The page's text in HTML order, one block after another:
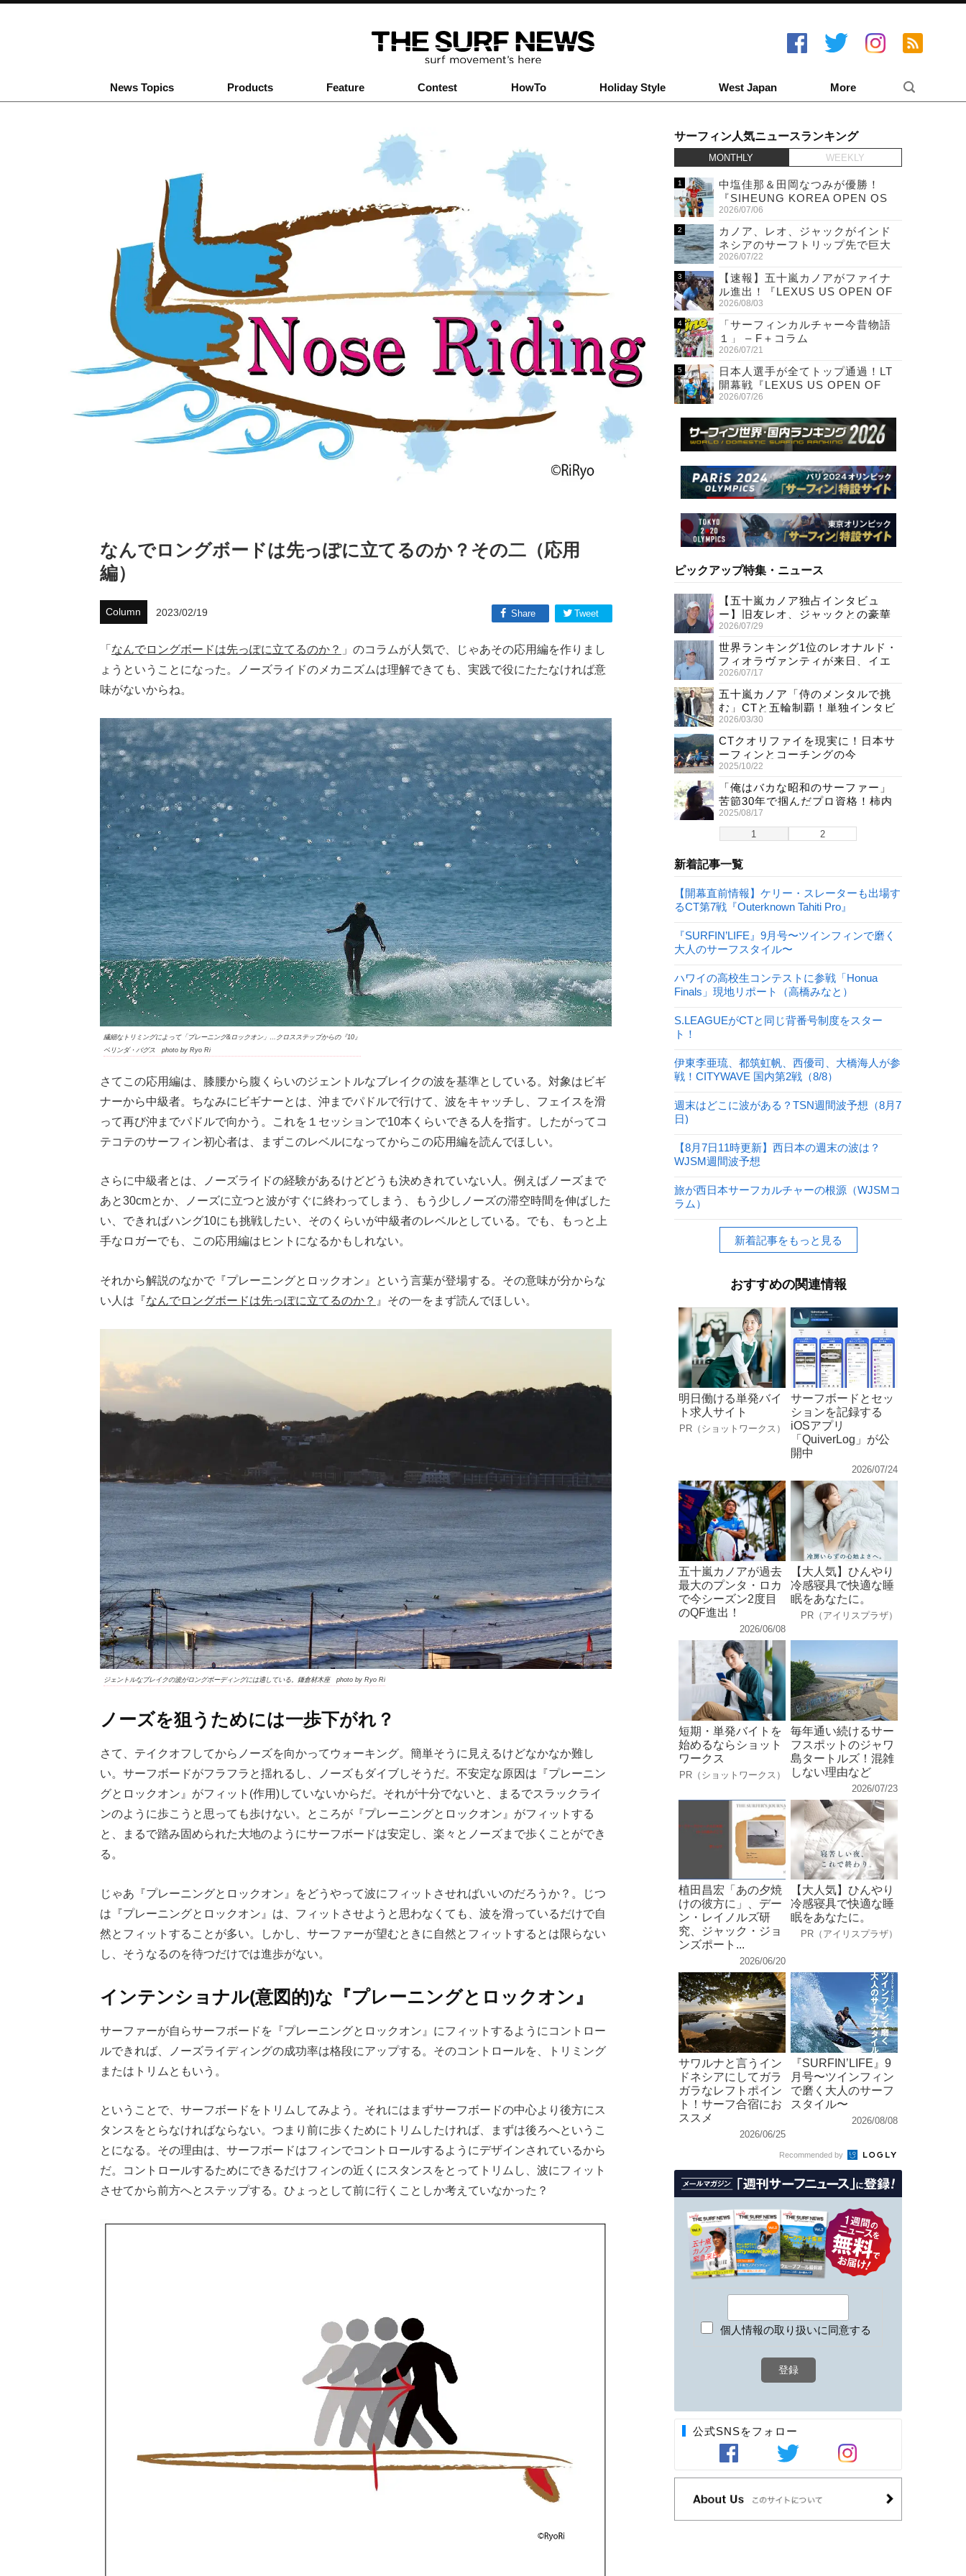
News Topics Products Feature Contest HowTo Holiday Style West Japan More
なんでロングボードは先っぽに立てるのか？その二（応用
編）
Column 2023/02/19 Tweet
Share
「なんでロングボードは先っぽに立てるのか？ 」のコラムが人気で、じゃあその応用編を作りまし
ょうということになった。ノーズライドのメカニズムは理解できても、実践で役にたたなければ意
味がないからね。
繊細なトリミングによって「プレーニング&ロックオン」…クロスステップからの『10』
ベリンダ・バグス photo by Ryo Ri
さてこの応用編は、膝腰から腹くらいのジェントルなブレイクの波を基準としている。対象はビギ
ナーから中級者。ちなみにビギナーとは、沖までパドルで行けて、波をキャッチし、フェイスを滑
って再び沖までパドルで向かう。これを１セッションで10本くらいできる人を指す。したがってコ
テコテのサーフィン初心者は、まずこのレベルになってからこの応用編を読んでほしい。
さらに中級者とは、ノーズライドの経験があるけどどうも決めきれていない人。例えばノーズまで
あと30cmとか、ノーズに立つと波がすぐに終わってしまう、もう少しノーズの滞空時間を伸ばした
い、できればハング10にも挑戦したい、そのくらいが中級者のレベルとしている。でも、もっと上
手なロガーでも、この応用編はヒントになるかもしれない。
それから解説のなかで『プレーニングとロックオン』という言葉が登場する。その意味が分からな
い人は『なんでロングボードは先っぽに立てるのか？ 』その一をまず読んでほしい。
ジェントルなブレイクの波がロングボーディングには適している。鎌倉材木座 photo by Ryo Ri
ノーズを狙うためには一歩下がれ？
さて、テイクオフしてからノーズを向かってウォーキング。簡単そうに見えるけどなかなか難し
い。サーフボードがフラフラと揺れるし、ノーズもダイブしそうだ。不安定な原因は『プレーニン
グとロックオン』がフィット(作用)していないからだ。それが十分でないと、まるでスラックライ
ンのように歩こうと思っても歩けない。ところが『プレーニングとロックオン』がフィットする
と、まるで踏み固められた大地のようにサーフボードは安定し、楽々とノーズまで歩くことができ
る。
じゃあ『プレーニングとロックオン』をどうやって波にフィットさせればいいのだろうか？。じつ
は『プレーニングとロックオン』は、フィットさせようと思わなくても、波を滑っているだけで自
然とフィットすることが多い。しかし、サーファーが望むときに自然とフィットするとは限らない
し、そうなるのを待つだけでは進歩がない。
インテンショナル(意図的)な『プレーニングとロックオン』
サーファーが自らサーフボードを『プレーニングとロックオン』にフィットするようにコントロー
ルできれば、ノーズライディングの成功率は格段にアップする。そのコントロールを、トリミング
またはトリムともいう。
ということで、サーフボードをトリムしてみよう。それにはまずサーフボードの中心より後方にス
タンスをとらなければならない。つまり前に歩くためにトリムしたければ、まずは後ろへというこ
とになる。その理由は、サーフボードはフィンでコントロールするようにデザインされているから
だ。コントロールするためにできるだけフィンの近くにスタンスをとってトリムし、波にフィット
させてから前方へとステップする。ひょっとして前に行くことしか考えていなかった？
サーフィン人気ニュースランキング
MONTHLY WEEKLY
中塩佳那＆田岡なつみが優勝！
『SIHEUNG KOREA OPEN QS
6,000 & LQS』
2026/07/06
カノア、レオ、ジャックがインド
ネシアのサーフトリップ先で巨大
ワニと遭遇！
2026/07/22
【速報】五十嵐カノアがファイナ
ル進出！『LEXUS US OPEN OF
SURFING』
2026/08/03
「サーフィンカルチャー今昔物語
１」 – F＋コラム
2026/07/21
日本人選手が全てトップ通過！LT
開幕戦『LEXUS US OPEN OF
SURFING』初日
2026/07/26
ピックアップ特集・ニュース
1 2
【五十嵐カノア独占インタビュ
ー】旧友レオ、ジャックとの豪華
プライベートセッション
2026/07/29
世界ランキング1位のレオナルド・
フィオラヴァンティが来日、イエ
ロージャージ獲得直後の独占イン
タビュー
2026/07/17
五十嵐カノア「侍のメンタルで挑
む」CTと五輪制覇！単独インタビ
ューで熱弁
2026/03/30
CTクオリファイを現実に！日本サ
ーフィンとコーチングの今
2025/10/22
「俺はバカな昭和のサーファー」
苦節30年で掴んだプロ資格！柿内
聖文(54)の生き様
2025/08/17
新着記事一覧
【開幕直前情報】ケリー・スレーターも出場す
るCT第7戦『Outerknown Tahiti Pro』
『SURFIN’LIFE』9月号〜ツインフィンで磨く
大人のサーフスタイル〜
ハワイの高校生コンテストに参戦「Honua
Finals」現地リポート（高橋みなと）
S.LEAGUEがCTと同じ背番号制度をスター
ト！
伊東李亜琉、都筑虹帆、西優司、大橋海人が参
戦！CITYWAVE 国内第2戦（8/8）
週末はどこに波がある？TSN週間波予想（8月7
日)
【8月7日11時更新】西日本の週末の波は？
WJSM週間波予想
旅が西日本サーフカルチャーの根源（WJSMコ
ラム）
新着記事をもっと見る
おすすめの関連情報
明日働ける単発バイ
ト求人サイト
PR（ショットワークス）
サーフボードとセッ
ションを記録する
iOSアプリ
「QuiverLog」が公
開中
2026/07/24
五十嵐カノアが過去
最大のプンタ・ロカ
で今シーズン2度目
のQF進出！
2026/06/08
【大人気】ひんやり
冷感寝具で快適な睡
眠をあなたに。
PR（アイリスプラザ）
短期・単発バイトを
始めるならショット
ワークス
PR（ショットワークス）
毎年通い続けるサー
フスポットのジャワ
島タートルズ！混雑
しない理由など
2026/07/23
植田昌宏「あの夕焼
けの彼方に」、デー
ン・レイノルズ研
究、ジャック・ジョ
ンズポート...
2026/06/20
【大人気】ひんやり
冷感寝具で快適な睡
眠をあなたに。
PR（アイリスプラザ）
サワルナと言うイン
ドネシアにしてガラ
ガラなレフトポイン
ト！サーフ合宿にお
ススメ
2026/06/25
『SURFIN’LIFE』9
月号〜ツインフィン
で磨く大人のサーフ
スタイル〜
2026/08/08
Recommended by
個人情報の取り扱いに同意する
公式SNSをフォロー